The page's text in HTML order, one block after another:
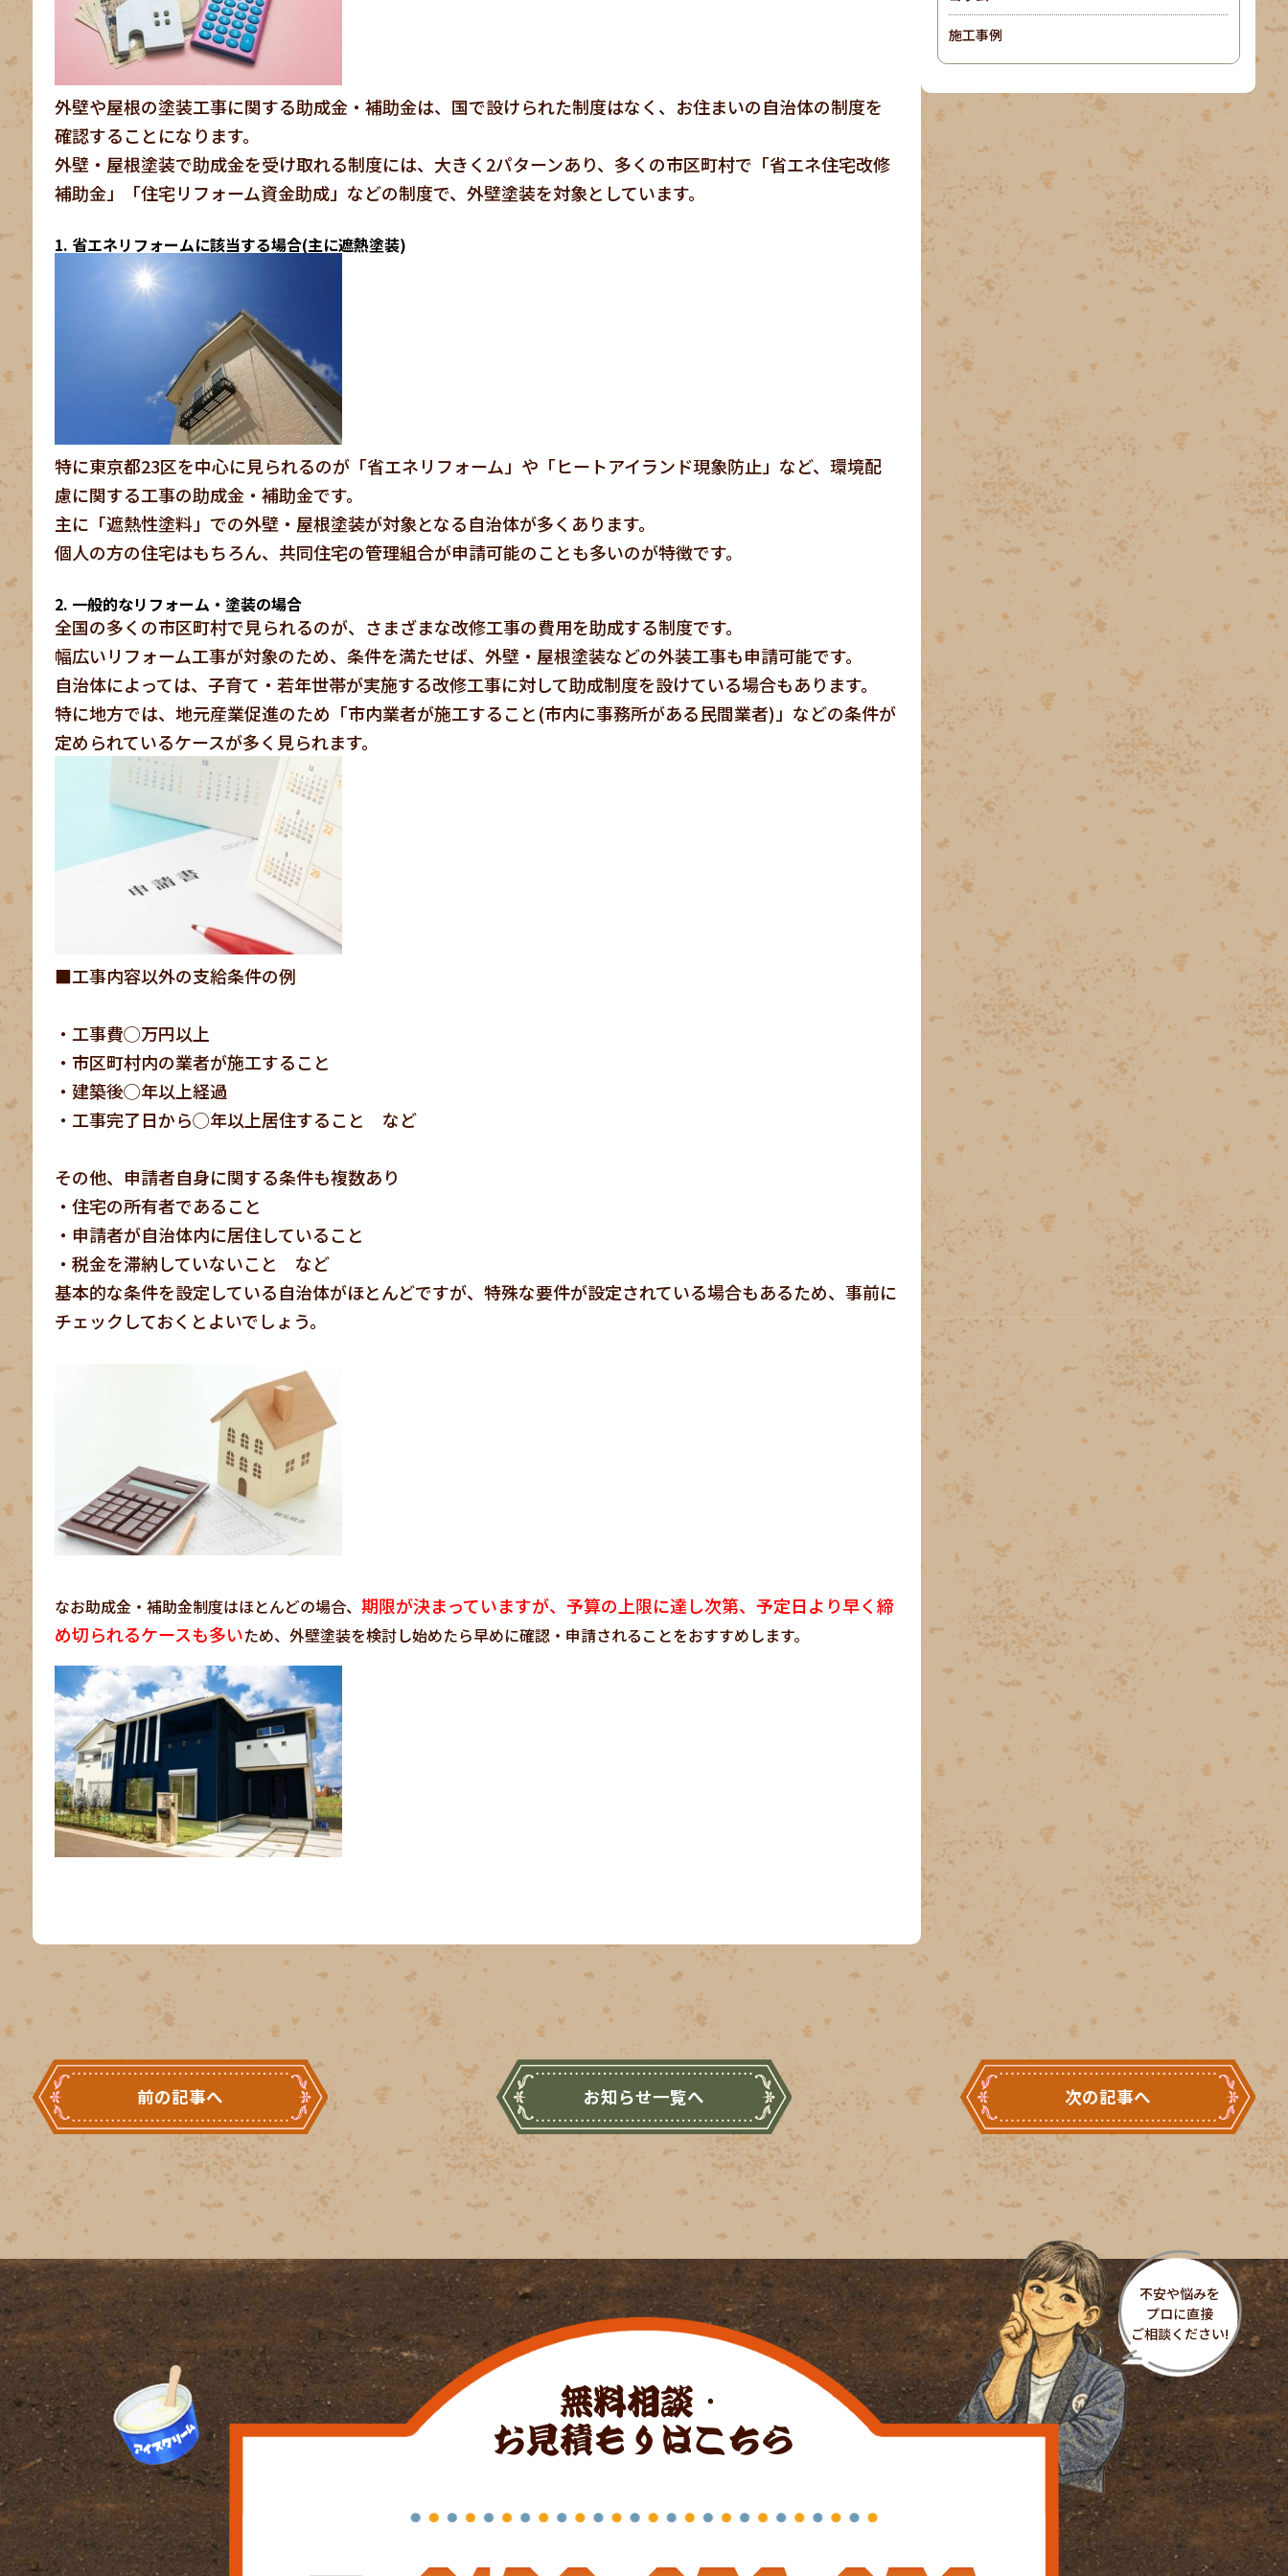
外壁や屋根の塗装工事に関する助成金・補助金は、国で設けられた制度はなく、お住まいの自治体の制度を
確認することになります。
外壁・屋根塗装で助成金を受け取れる制度には、大きく2パターンあり、多くの市区町村で「省エネ住宅改修
補助金」「住宅リフォーム資金助成」などの制度で、外壁塗装を対象としています。
1. 省エネリフォームに該当する場合(主に遮熱塗装)
特に東京都23区を中心に見られるのが「省エネリフォーム」や「ヒートアイランド現象防止」など、環境配
慮に関する工事の助成金・補助金です。
主に「遮熱性塗料」での外壁・屋根塗装が対象となる自治体が多くあります。
個人の方の住宅はもちろん、共同住宅の管理組合が申請可能のことも多いのが特徴です。
2. 一般的なリフォーム・塗装の場合
全国の多くの市区町村で見られるのが、さまざまな改修工事の費用を助成する制度です。
幅広いリフォーム工事が対象のため、条件を満たせば、外壁・屋根塗装などの外装工事も申請可能です。
自治体によっては、子育て・若年世帯が実施する改修工事に対して助成制度を設けている場合もあります。
特に地方では、地元産業促進のため「市内業者が施工すること(市内に事務所がある民間業者)」などの条件が
定められているケースが多く見られます。
■工事内容以外の支給条件の例
・工事費◯万円以上
・市区町村内の業者が施工すること
・建築後◯年以上経過
・工事完了日から◯年以上居住すること など
その他、申請者自身に関する条件も複数あり
・住宅の所有者であること
・申請者が自治体内に居住していること
・税金を滞納していないこと など
基本的な条件を設定している自治体がほとんどですが、特殊な要件が設定されている場合もあるため、事前に
チェックしておくとよいでしょう。
なお助成金・補助金制度はほとんどの場合、 期限が決まっていますが、予算の上限に達し次第、予定日より早く締
め切られるケースも多いため、外壁塗装を検討し始めたら早めに確認・申請されることをおすすめします。
施工事例
前の記事へ お知らせ一覧へ 次の記事へ
無料相談・
お見積もりはこちら